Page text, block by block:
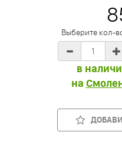
Выберите кол-
в
на